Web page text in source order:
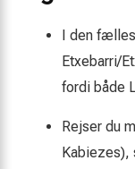
I den fælles
Etxebarri/
fordi både
Rejser du
Kabiezes),